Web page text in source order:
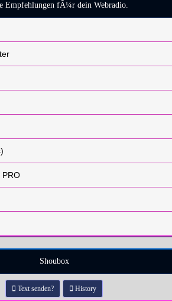
Empfehlungen fÃ¼r dein Webradio.
PRO
Shoubox
Text senden? History